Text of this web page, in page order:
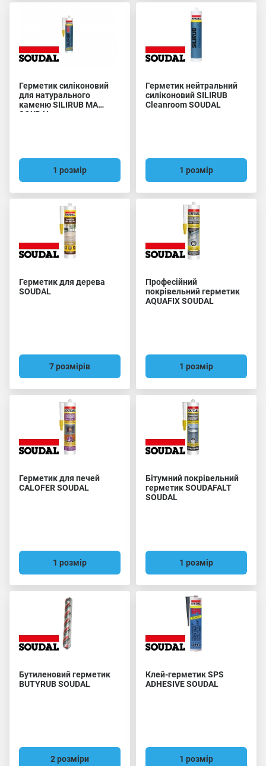
Герметик силіконовий
для натурального
каменю SILIRUB MA
SOUDAL
1 розмір
Герметик нейтральний
силіконовий SILIRUB
Cleanroom SOUDAL
1 розмір
Герметик для дерева
SOUDAL
7 розмірів
Професійний
покрівельний герметик
AQUAFIX SOUDAL
1 розмір
Герметик для печей
CALOFER SOUDAL
1 розмір
Бітумний покрівельний
герметик SOUDAFALT
SOUDAL
1 розмір
Бутиленовий герметик
BUTYRUB SOUDAL
2 розміри
Клей-герметик SPS
ADHESIVE SOUDAL
1 розмір